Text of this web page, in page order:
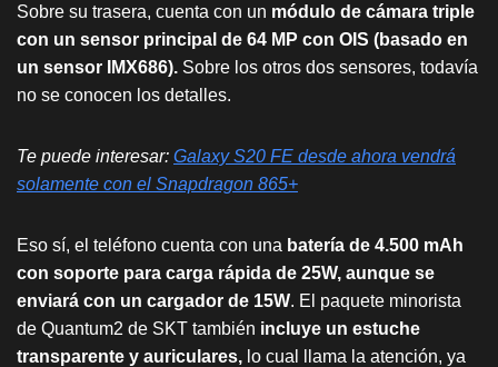
Sobre su trasera, cuenta con un módulo de cámara triple
con un sensor principal de 64 MP con OIS (basado en
un sensor IMX686). Sobre los otros dos sensores, todavía
no se conocen los detalles.
Te puede interesar: Galaxy S20 FE desde ahora vendrá
solamente con el Snapdragon 865+
Eso sí, el teléfono cuenta con una batería de 4.500 mAh
con soporte para carga rápida de 25W, aunque se
enviará con un cargador de 15W. El paquete minorista
de Quantum2 de SKT también incluye un estuche
transparente y auriculares, lo cual llama la atención, ya